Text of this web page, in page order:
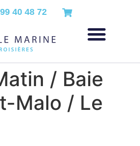
40 48 72
/ Baie
Malo / Le